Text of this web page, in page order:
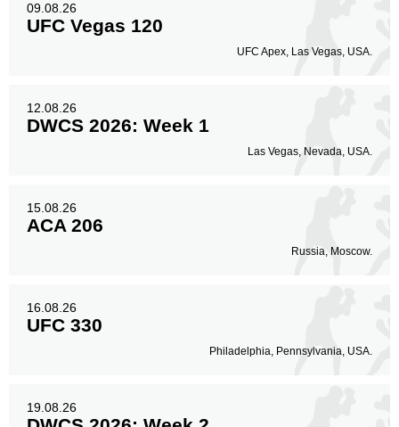
09.08.26
UFC Vegas 120
UFC Apex, Las Vegas, USA.
12.08.26
DWCS 2026: Week 1
Las Vegas, Nevada, USA.
15.08.26
ACA 206
Russia, Moscow.
16.08.26
UFC 330
Philadelphia, Pennsylvania, USA.
19.08.26